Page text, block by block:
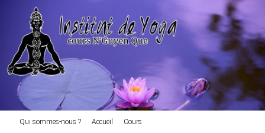
principal
secondaire
Institut de Yoga
cours NGuyen Que
Qui sommes-nous ? Accueil Cours